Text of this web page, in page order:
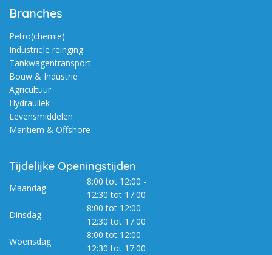
Branches
Petro(chemie)
Industriële reinging
Tankwagentransport
Bouw & Industrie
Agricultuur
Hydrauliek
Levensmiddelen
Maritiem & Offshore
Tijdelijke Openingstijden
Maandag
8:00 tot 12:00 -
12:30 tot 17:00
Dinsdag
8:00 tot 12:00 -
12:30 tot 17:00
Woensdag
8:00 tot 12:00 -
12:30 tot 17:00